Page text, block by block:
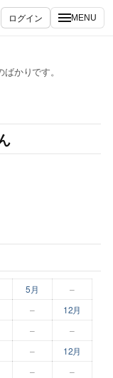
ログイン MENU
かりです。
5月
–
– 12月
–
–
– 12月
–
–